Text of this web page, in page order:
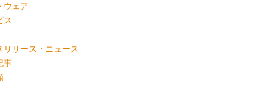
ウェア
ス
リリース・ニュース
事